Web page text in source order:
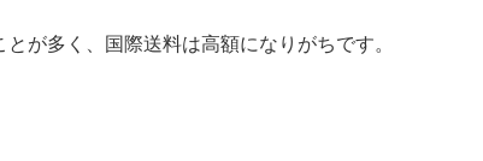
が多く、国際送料は高額になりがちです。